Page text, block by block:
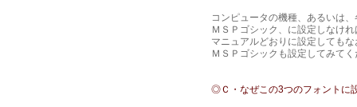
コンピュータの機種、あるいは
ＭＳＰゴシック、に設定しなけ
マニュアルどおりに設定しても
ＭＳＰゴシックも設定してみて
◎Ｃ・なぜこの3つのフォントに